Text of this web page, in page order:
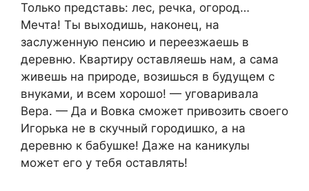
Только представь: лес, речка, огород…
Мечта! Ты выходишь, наконец, на
заслуженную пенсию и переезжаешь в
деревню. Квартиру оставляешь нам, а сама
живешь на природе, возишься в будущем с
внуками, и всем хорошо! — уговаривала
Вера. — Да и Вовка сможет привозить своего
Игорька не в скучный городишко, а на
деревню к бабушке! Даже на каникулы
может его у тебя оставлять!